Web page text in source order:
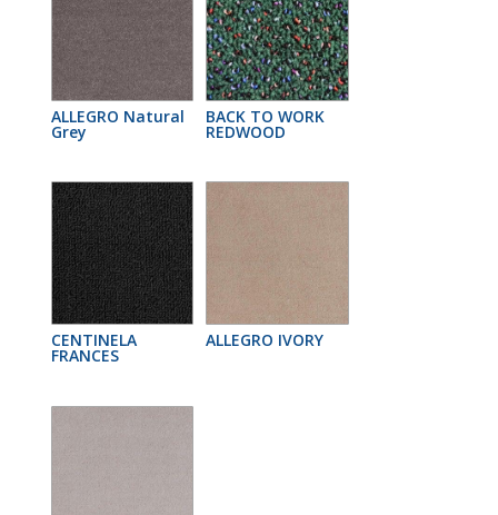
ALLEGRO Natural
Grey
BACK TO WORK
REDWOOD
CENTINELA
FRANCES
ALLEGRO IVORY